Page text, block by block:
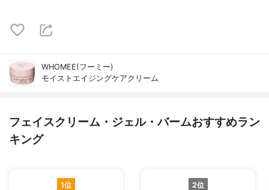
WHOMEE(フーミー)
モイストエイジングケアクリーム
フェイスクリーム・ジェル・バームおすすめラン
キング
1位 2位